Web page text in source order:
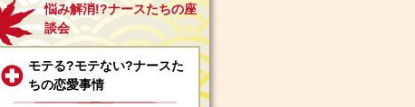
悩み解消!?ナースたちの座
談会
モテる?モテない?ナースた
ちの恋愛事情